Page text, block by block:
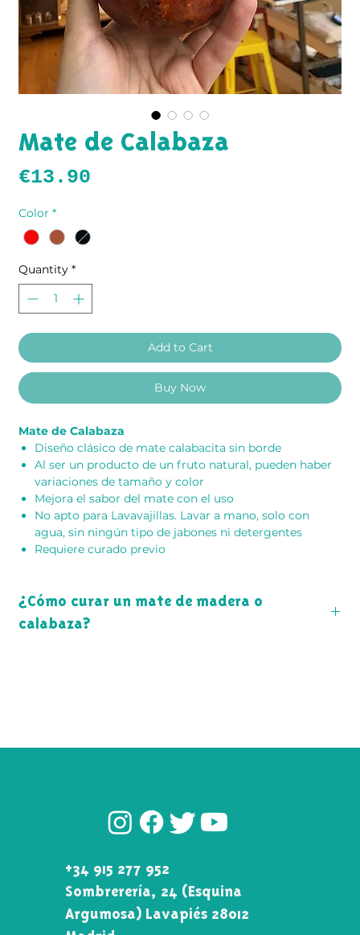
Mate de Calabaza
€13.90
Color *
Quantity *
Add to Cart
Buy Now
Mate de Calabaza
Diseño clásico de mate calabacita sin borde
Al ser un producto de un fruto natural, pueden haber
variaciones de tamaño y color
Mejora el sabor del mate con el uso
No apto para Lavavajillas. Lavar a mano, solo con
agua, sin ningún tipo de jabones ni detergentes
Requiere curado previo
¿Cómo curar un mate de madera o
calabaza?
+34 915 277 952
Sombrerería, 24 (Esquina\
Argumosa) Lavapiés 28012